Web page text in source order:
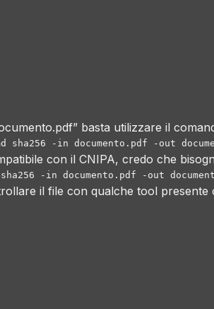
basta utilizzare il
con il CNIPA, credo che
il file con qualche tool